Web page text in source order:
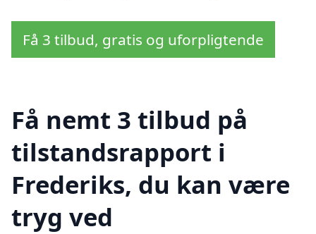
Få 3 tilbud, gratis og uforpligtende
Få nemt 3 tilbud på
tilstandsrapport i
Frederiks, du kan være
tryg ved